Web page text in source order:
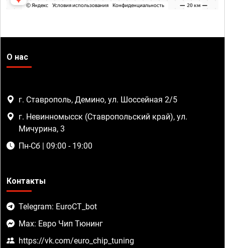
О нас
г. Ставрополь, Демино, ул. Шоссейная 2/5
г. Невинномысск (Ставропольский край), ул.
Мичурина, 3
Пн-Сб | 09:00 - 19:00
Контакты
Telegram: EuroCT_bot
Max: Евро Чип Тюнинг
https://vk.com/euro_chip_tuning